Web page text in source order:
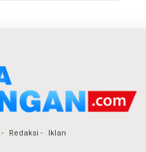
Redaksi Iklan